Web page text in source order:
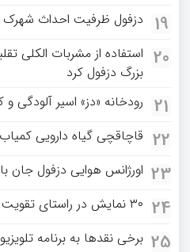
19 دزفول ظرفیت احداث شهرک
20
بزرگ دزفول کرد
21 رودخانه «دز» اسیر آلودگی
22 قاچاقچی گیاه دارویی
23 اورژانس هوایی دزفول جان
24 ۳۰ نمایش در راستای تقویت اقتصاد هنر در دزفول اجرا شد
25 برخی نقدها به برنامه